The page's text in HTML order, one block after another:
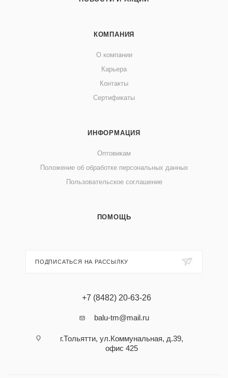
КОМПАНИЯ
О компании
Карьера
Контакты
Сертификаты
ИНФОРМАЦИЯ
Оптовикам
Положение об обработке персональных данных
Пользовательское соглашение
ПОМОЩЬ
ПОДПИСАТЬСЯ НА РАССЫЛКУ
+7 (8482) 20-63-26
balu-tm@mail.ru
г.Тольятти, ул.Коммунальная, д.39,
офис 425